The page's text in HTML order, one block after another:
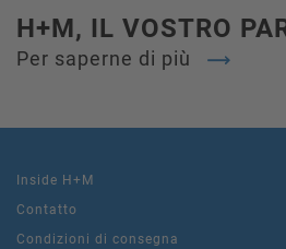
H+M, IL VOSTRO
Per saperne di più
Inside H+M
Contatto
Condizioni di consegna